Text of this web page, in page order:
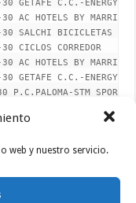
web y nuestro servicio.